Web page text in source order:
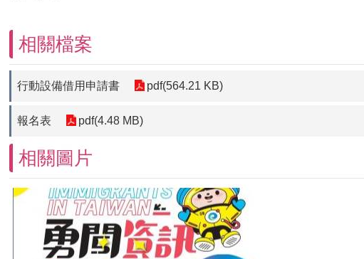
相關檔案
行動設備借用申請書 pdf(564.21 KB)
報名表 pdf(4.48 MB)
相關圖片